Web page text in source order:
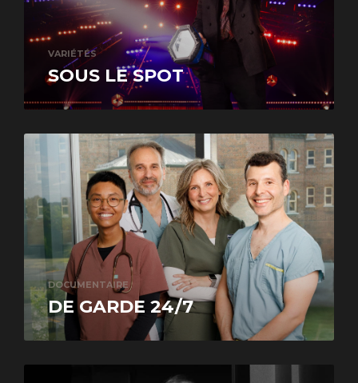
VARIÉTÉS
SOUS LE SPOT
DOCUMENTAIRE
DE GARDE 24/7